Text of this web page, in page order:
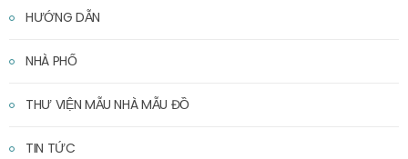
HƯỚNG DẪN
NHÀ PHỐ
THƯ VIỆN MẪU NHÀ MẪU ĐỒ
TIN TỨC